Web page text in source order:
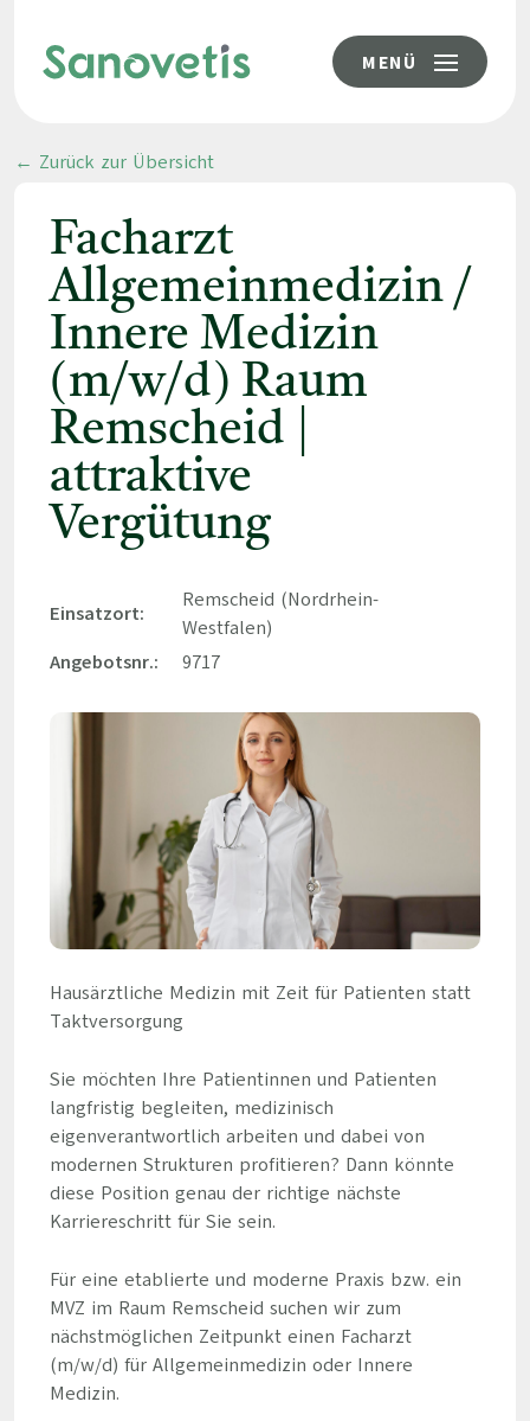
MENÜ
← Zurück zur Übersicht
Facharzt
Allgemeinmedizin /
Innere Medizin
(m/w/d) Raum
Remscheid |
attraktive
Vergütung
Einsatzort:
Remscheid (Nordrhein-
Westfalen)
Angebotsnr.:
9717
Hausärztliche Medizin mit Zeit für Patienten statt
Taktversorgung
Sie möchten Ihre Patientinnen und Patienten
langfristig begleiten, medizinisch
eigenverantwortlich arbeiten und dabei von
modernen Strukturen profitieren? Dann könnte
diese Position genau der richtige nächste
Karriereschritt für Sie sein.
Für eine etablierte und moderne Praxis bzw. ein
MVZ im Raum Remscheid suchen wir zum
nächstmöglichen Zeitpunkt einen Facharzt
(m/w/d) für Allgemeinmedizin oder Innere
Medizin.